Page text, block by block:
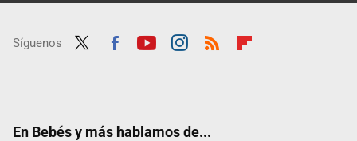
Síguenos
En Bebés y más hablamos de...